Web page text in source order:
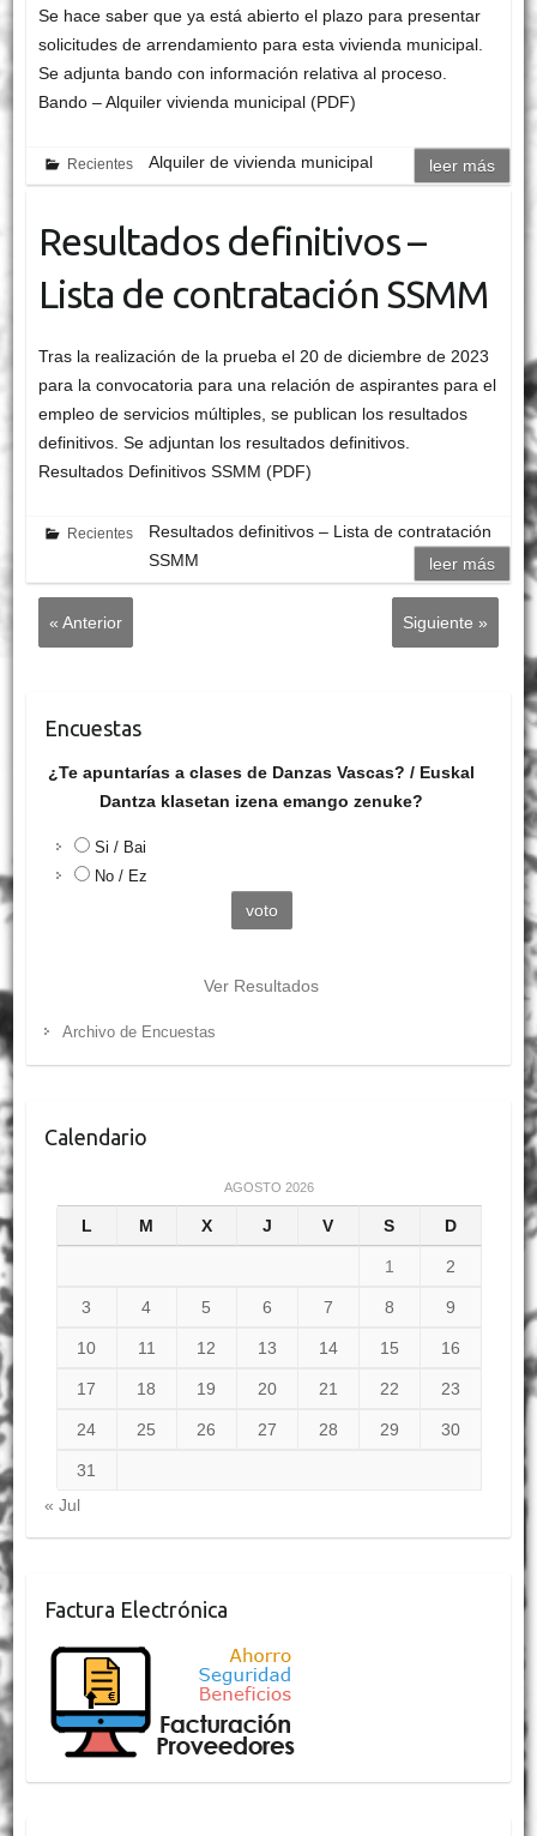
Se hace saber que ya está abierto el plazo para presentar
solicitudes de arrendamiento para esta vivienda municipal.
Se adjunta bando con información relativa al proceso.
Bando – Alquiler vivienda municipal (PDF)
Recientes Alquiler de vivienda municipal leer más
Resultados definitivos –
Lista de contratación SSMM
Tras la realización de la prueba el 20 de diciembre de 2023
para la convocatoria para una relación de aspirantes para el
empleo de servicios múltiples, se publican los resultados
definitivos. Se adjuntan los resultados definitivos.
Resultados Definitivos SSMM (PDF)
Recientes
Resultados definitivos – Lista de contratación
SSMM
leer más
« Anterior Siguiente »
Encuestas
¿Te apuntarías a clases de Danzas Vascas? / Euskal
Dantza klasetan izena emango zenuke?
Si / Bai
No / Ez
Ver Resultados
Archivo de Encuestas
Calendario
AGOSTO 2026
L M X J V S D
1 2
3 4 5 6 7 8 9
10 11 12 13 14 15 16
17 18 19 20 21 22 23
24 25 26 27 28 29 30
31
« Jul
Factura Electrónica